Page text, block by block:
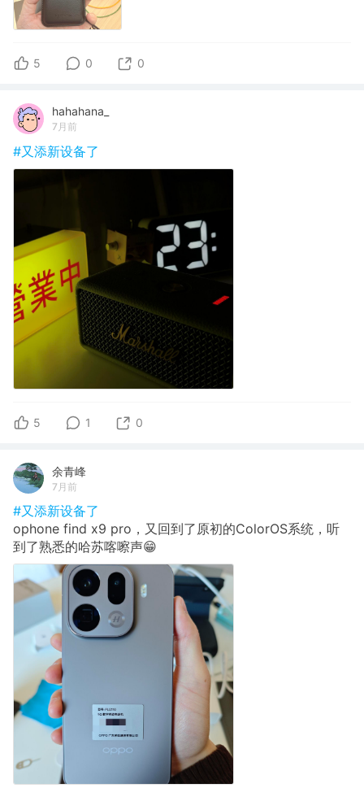
5 0 0
hahahana_
7月前
#又添新设备了
5 1 0
余青峰
7月前
#又添新设备了
ophone find x9 pro，又回到了原初的ColorOS系统，听
到了熟悉的哈苏喀嚓声😁